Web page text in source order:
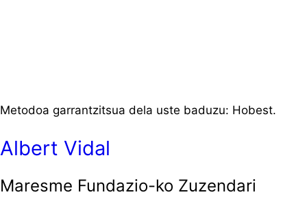
Metodoa garrantzitsua dela uste baduzu: Hobest.
Albert Vidal
Maresme Fundazio-ko Zuzendari